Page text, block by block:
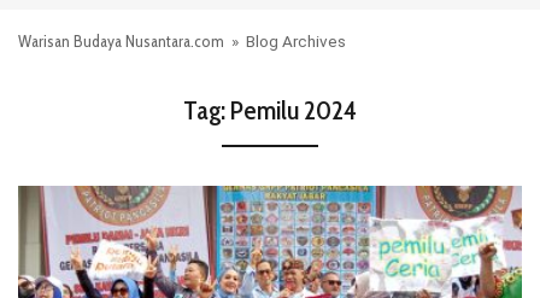
Warisan Budaya Nusantara.com » Blog Archives
Tag:Pemilu 2024